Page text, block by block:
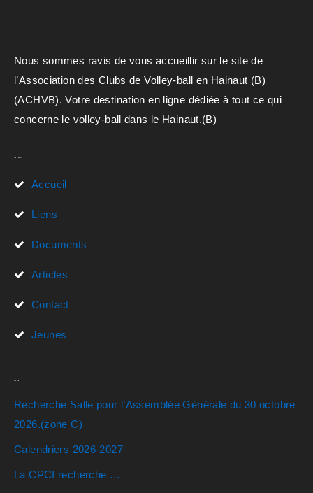
Nous sommes ravis de vous accueillir sur le site de
l’Association des Clubs de Volley-ball en Hainaut (B)
(ACHVB). Votre destination en ligne dédiée à tout ce qui
concerne le volley-ball dans le Hainaut.(B)
Accueil
Liens
Documents
Articles
Contact
Jeunes
Recherche Salle pour l’Assemblée Générale du 30 octobre
2026.(zone C)
Calendriers 2026-2027
La CPCI recherche …